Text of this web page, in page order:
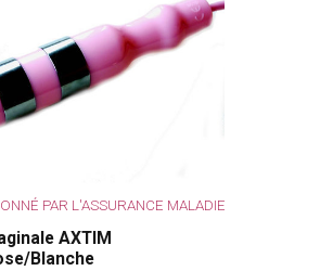
PAR L'ASSURANCE MALADIE
AXTIM
Blanche